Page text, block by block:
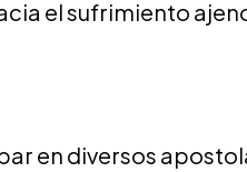
el sufrimiento
en diversos